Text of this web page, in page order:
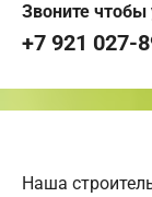
Звоните чтобы
+7 921 027-
Наша